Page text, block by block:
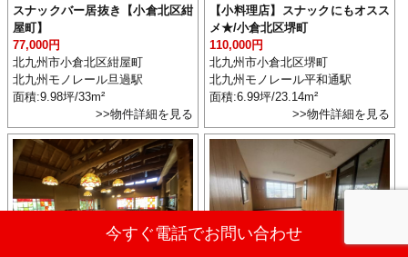
スナックバー居抜き【小倉北区紺
屋町】
77,000円
北九州市小倉北区紺屋町
北九州モノレール旦過駅
面積:9.98坪/33m²
>>物件詳細を見る
【小料理店】スナックにもオスス
メ★/小倉北区堺町
110,000円
北九州市小倉北区堺町
北九州モノレール平和通駅
面積:6.99坪/23.14m²
>>物件詳細を見る
今すぐ電話でお問い合わせ